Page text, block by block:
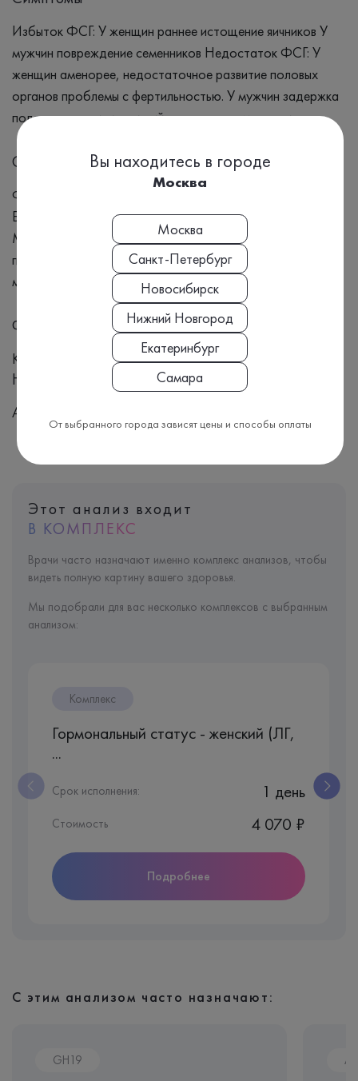
Избыток ФСГ: У женщин раннее истощение яичников У
мужчин повреждение семенников Недостаток ФСГ: У
женщин аменорее, недостаточное развитие половых
органов проблемы с фертильностью. У мужчин задержка
полового развития, низкий уровень сперматозоидов
Синонимы
Фолликулостимулирующий гормон, Гормоны гипофиза,
Бесплодие, Синдром поликистозных яичников,
Менопауза, Эндометриоз, Гиперфункция или опухоли
гипофиза, Первичная тестикулярная недостаточность у
мужчин, Гиперпролактинемия, Ранее истощение яичников
Формат выдачи результата
Количественный
Номенклатура МЗ РФ, Приказ №804н:
A09.05.132
Этот анализ входит
В КОМПЛЕКС
Врачи часто назначают именно комплекс анализов, чтобы
видеть полную картину вашего здоровья.
Мы подобрали для вас несколько комплексов с выбранным
анализом:
Комплекс
Гормональный статус - женский (ЛГ,
...
Срок исполнения: 1 день
Стоимость 4 070 ₽
Подробнее
С этим анализом часто назначают:
GH19
Вы находитесь в городе
Москва
Москва
Санкт-Петербург
Новосибирск
Нижний Новгород
Екатеринбург
Самара
От выбранного города зависят цены и способы оплаты